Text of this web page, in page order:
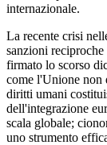
internazionale.
La recente crisi
sanzioni
firmato lo scorso
come l'Unione non
diritti umani
dell'integrazione
scala globale;
uno strumento